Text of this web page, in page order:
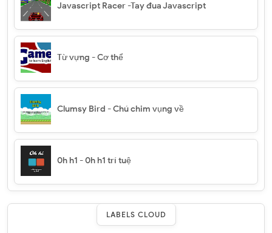
Javascript Racer -Tay đua Javascript
Từ vựng - Cơ thể
Clumsy Bird - Chú chim vụng về
0h h1 - 0h h1 trí tuệ
LABELS CLOUD